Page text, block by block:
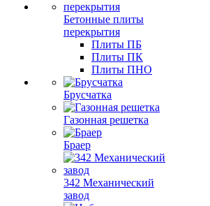
Бетонные плиты
перекрытия
Плиты ПБ
Плиты ПК
Плиты ПНО
Брусчатка
Газонная решетка
Браер
342 Механический
завод